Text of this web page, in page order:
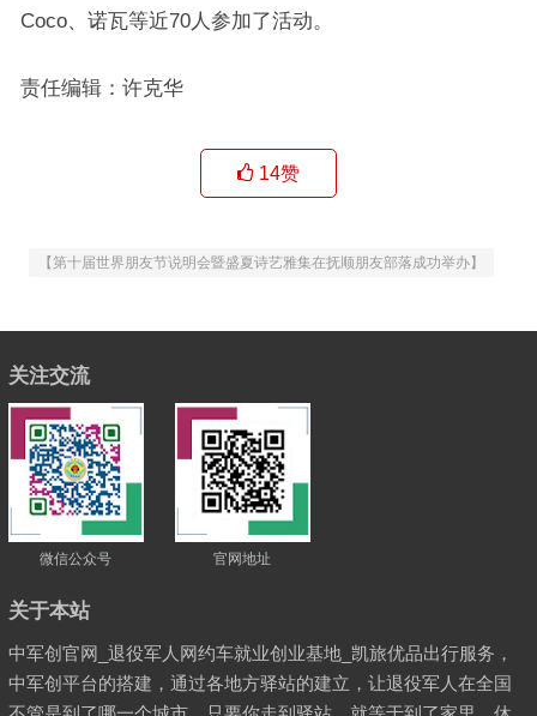
Coco、诺瓦等近70人参加了活动。
责任编辑：许克华
14赞
【第十届世界朋友节说明会暨盛夏诗艺雅集在抚顺朋友部落成功举办】
关注交流
微信公众号 官网地址
关于本站
中军创官网_退役军人网约车就业创业基地_凯旅优品出行服务，
中军创平台的搭建，通过各地方驿站的建立，让退役军人在全国